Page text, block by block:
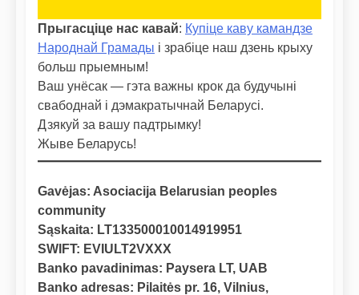
Прыгасціце нас кавай: Купіце каву камандзе
Народнай Грамады і зрабіце наш дзень крыху
больш прыемным!
Ваш унёсак — гэта важны крок да будучыні
свабоднай і дэмакратычнай Беларусі.
Дзякуй за вашу падтрымку!
Жыве Беларусь!
Gavėjas: Asociacija Belarusian peoples
community
Sąskaita: LT133500010014919951
SWIFT: EVIULT2VXXX
Banko pavadinimas: Paysera LT, UAB
Banko adresas: Pilaitės pr. 16, Vilnius,